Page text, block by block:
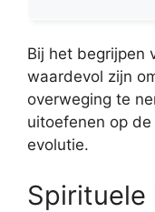
Bij het begrijpen
waardevol zijn
overweging te
uitoefenen op
evolutie.
Spirituele